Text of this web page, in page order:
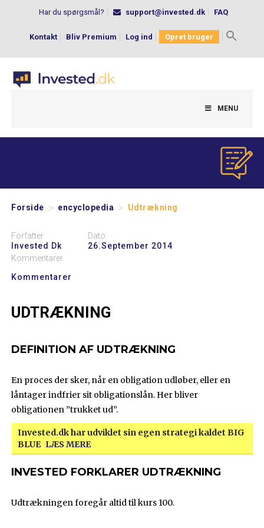
Har du spørgsmål? support@invested.dk FAQ
Kontakt Bliv Premium Log ind Opret bruger
Search
MENU
Forside > encyclopedia > Udtrækning
Forfatter
Invested Dk
Dato
26.september 2014
Kommentarer
Kommentarer
UDTRÆKNING
DEFINITION AF UDTRÆKNING
En proces der sker, når en obligation udløber, eller en
låntager indfrier sit obligationslån. Her bliver
obligationen ”trukket ud”.
Invested.dk har udviklet sin egen strategi kaldet BIG
BLUE LÆS MERE
INVESTED FORKLARER UDTRÆKNING
Udtrækningen foregår altid til kurs 100.